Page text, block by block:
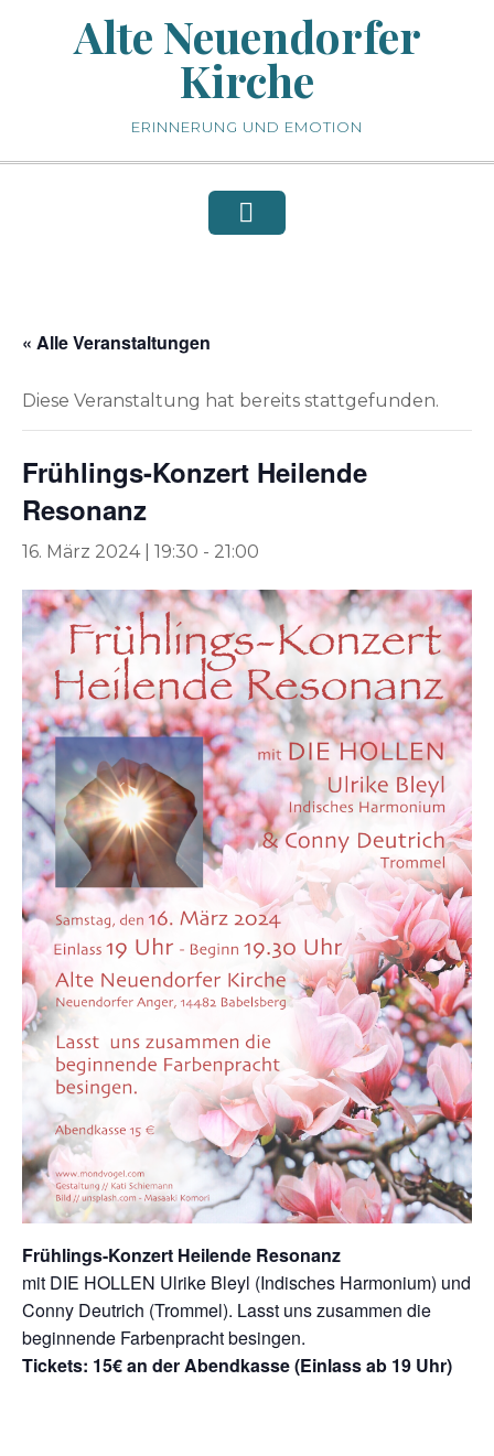
Alte Neuendorfer
Kirche
ERINNERUNG UND EMOTION
« Alle Veranstaltungen
Diese Veranstaltung hat bereits stattgefunden.
Frühlings-Konzert Heilende
Resonanz
16. März 2024 | 19:30 - 21:00
Frühlings-Konzert Heilende Resonanz
mit DIE HOLLEN Ulrike Bleyl (Indisches Harmonium) und
Conny Deutrich (Trommel). Lasst uns zusammen die
beginnende Farbenpracht besingen.
Tickets: 15€ an der Abendkasse (Einlass ab 19 Uhr)